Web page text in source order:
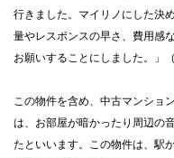
行きました。マイリノにした決
量やレスポンスの早さ、費用感
お願いすることにしました。」（
この物件を含め、中古マンショ
は、お部屋が暗かったり周辺の
たといいます。この物件は、駅